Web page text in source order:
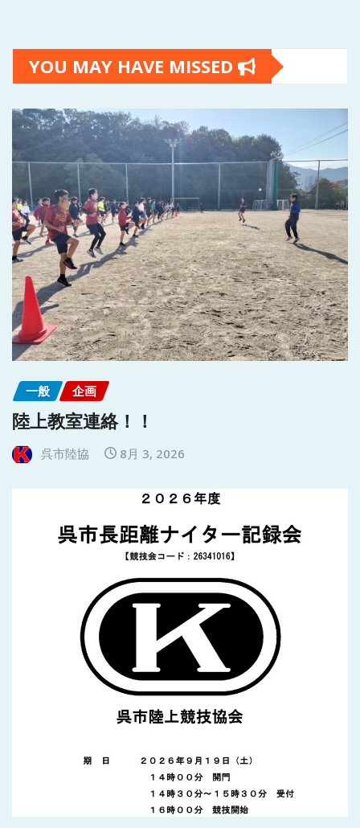
YOU MAY HAVE MISSED
一般 企画
陸上教室連絡！！
呉市陸協 8月 3, 2026